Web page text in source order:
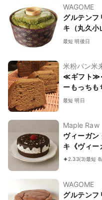
WAGOME
グルテンフ
キ（丸久小
アレルギー
最短 明後日
米粉パン米
≪ギフト
ーもっち
ーネ) 仙台
最短 明日
Maple Raw
ヴィーガ
キ《ヴィー
ツ》
2.33(3)最短
WAGOME
グルテンフ